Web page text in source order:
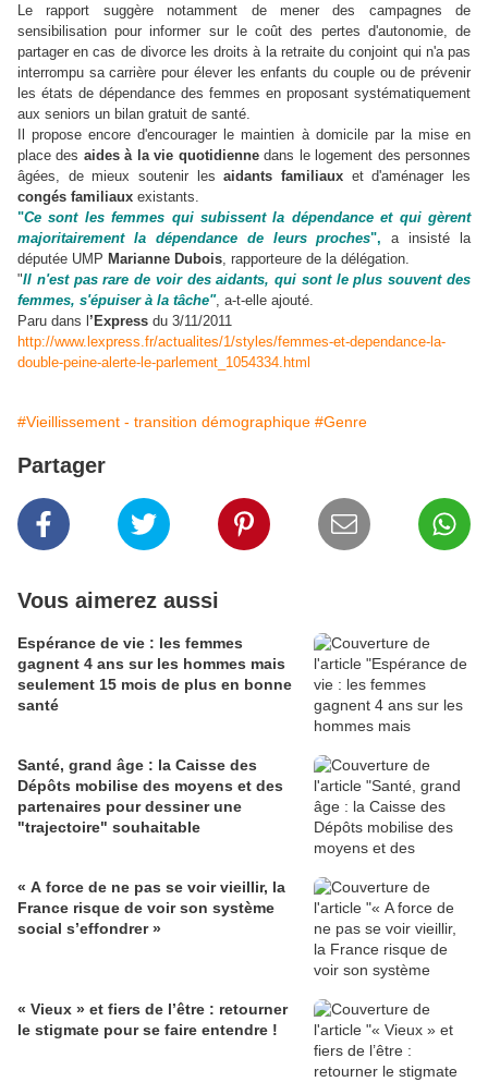
Le rapport suggère notamment de mener des campagnes de
sensibilisation pour informer sur le coût des pertes d'autonomie, de
partager en cas de divorce les droits à la retraite du conjoint qui n'a pas
interrompu sa carrière pour élever les enfants du couple ou de prévenir
les états de dépendance des femmes en proposant systématiquement
aux seniors un bilan gratuit de santé.
Il propose encore d'encourager le maintien à domicile par la mise en
place des aides à la vie quotidiennedans le logement des personnes
âgées, de mieux soutenir lesaidants familiaux et d'aménager les
congés familiaux existants.
"Ce sont les femmes qui subissent la dépendance et qui gèrent
majoritairement la dépendance de leurs proches", a insisté la
députée UMP Marianne Dubois, rapporteure de la délégation.
"Il n'est pas rare de voir des aidants, qui sont le plus souvent des
femmes, s'épuiser à la tâche", a-t-elle ajouté.
Paru dans l ’Express du 3/11/2011
http://www.lexpress.fr/actualites/1/styles/femmes-et-dependance-la-
double-peine-alerte-le-parlement_1054334.html
#Vieillissement - transition démographique #Genre
Partager
Vous aimerez aussi
Espérance de vie : les femmes
gagnent 4 ans sur les hommes mais
seulement 15 mois de plus en bonne
santé
Santé, grand âge : la Caisse des
Dépôts mobilise des moyens et des
partenaires pour dessiner une
"trajectoire" souhaitable
« A force de ne pas se voir vieillir, la
France risque de voir son système
social s’effondrer »
« Vieux » et fiers de l’être : retourner
le stigmate pour se faire entendre !